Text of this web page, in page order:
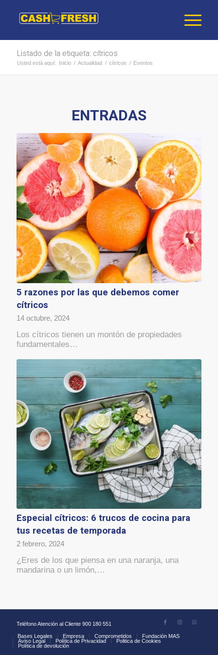
Listado de la etiqueta: cítricos
Usted está aquí: Inicio / Actualidad / cítricos / Eventos
ENTRADAS
5 razones por las que debemos comer
cítricos
14 octubre, 2024
Los cítricos tienen un montón de propiedades
fundamentales…
Especial cítricos: 6 trucos de cocina para
tus recetas de temporada
2 febrero, 2024
¿Eres de los que piensa en una naranja, una
mandarina o un limón,…
Teléfono Atención al Cliente 900 180 551
Bases Legales Empresa Comprometidos
Fundación MAS
Aviso Legal
Política de Privacidad
Politica de Cookies
Política de devolución